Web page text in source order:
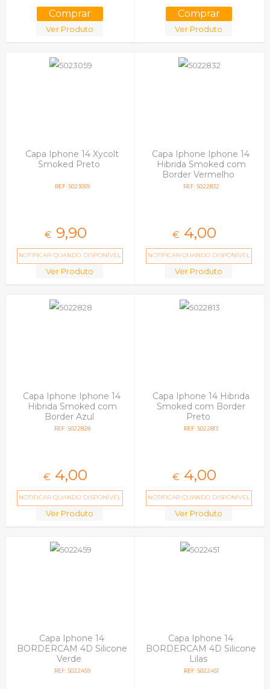
Ver Produto Ver Produto
Capa Iphone 14 Xycolt
Smoked Preto
REF: 5023059
€ 9,90
NOTIFICAR QUANDO DISPONÍVEL
Ver Produto
Capa Iphone Iphone 14
Hibrida Smoked com
Border Vermelho
REF: 5022832
€ 4,00
NOTIFICAR QUANDO DISPONÍVEL
Ver Produto
Capa Iphone Iphone 14
Hibrida Smoked com
Border Azul
REF: 5022828
€ 4,00
NOTIFICAR QUANDO DISPONÍVEL
Ver Produto
Capa Iphone 14 Hibrida
Smoked com Border
Preto
REF: 5022813
€ 4,00
NOTIFICAR QUANDO DISPONÍVEL
Ver Produto
Capa Iphone 14
BORDERCAM 4D Silicone
Verde
REF: 5022459
Capa Iphone 14
BORDERCAM 4D Silicone
Lilas
REF: 5022451